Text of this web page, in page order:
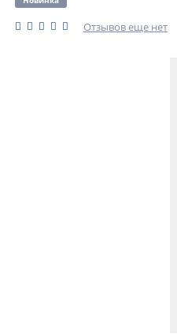
Отзывов еще нет